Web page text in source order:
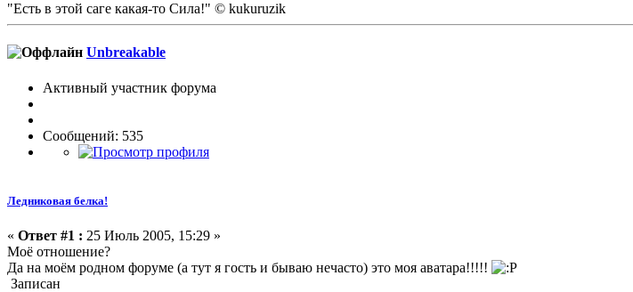
"Есть в этой саге какая-то Сила!" © kukuruzik
Unbreakable
Активный участник форума
Сообщений: 535
Ледниковая белка!
« Ответ #1 : 25 Июль 2005, 15:29 »
Моё отношение?
Да на моём родном форуме (а тут я гость и бываю нечасто) это моя аватара!!!!!
Записан